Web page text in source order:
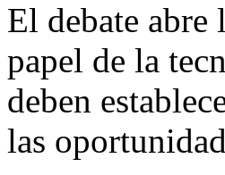
El debate abre
papel de la
deben
las